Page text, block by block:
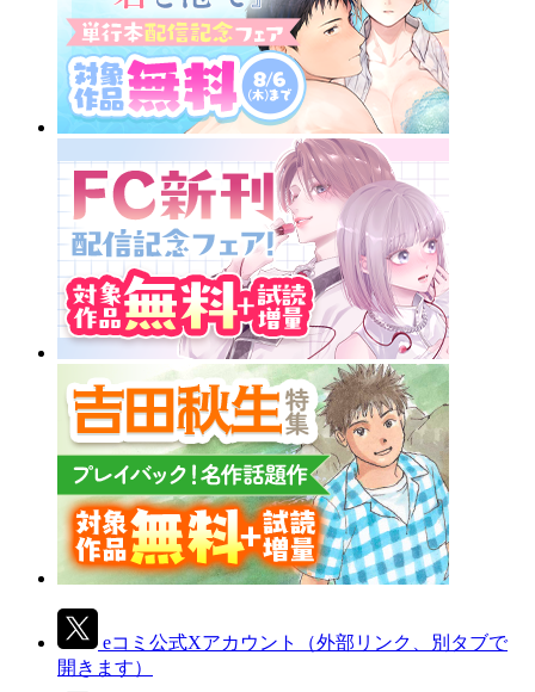
eコミ公式Xアカウント
（外部リンク、別タブで
開きます）